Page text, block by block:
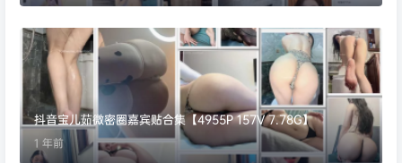
抖音宝儿茹微密圈嘉宾贴合集【4955P 157V 7.78G】
1 年前